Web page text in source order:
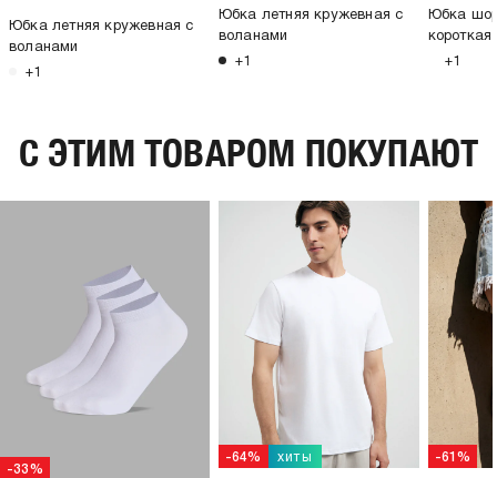
Юбка летняя кружевная с
воланами
+1
Юбка летняя кружевная с
воланами
+1
Юбка
короткая
+1
C ЭТИМ ТОВАРОМ ПОКУПАЮТ
-33%
-64% хиты -61%